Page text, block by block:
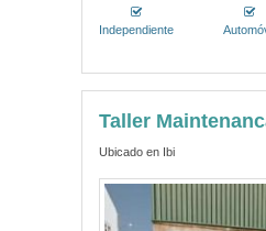
Independiente
Taller
Ubicado en Ibi